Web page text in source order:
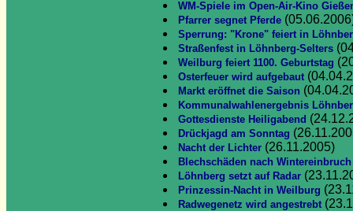
WM-Spiele im Open-Air-Kino
Pfarrer segnet Pferde
Sperrung: "Krone" feiert in
Straßenfest in Löhnberg-Selters
Weilburg feiert 1100. Geburtstag
Osterfeuer wird aufgebaut
Markt eröffnet die Saison
Kommunalwahlenergebnis
Gottesdienste Heiligabend
Drückjagd am Sonntag
Nacht der Lichter (26.11.2005)
Blechschäden nach Wintereinbruch
Löhnberg setzt auf Radar
Prinzessin-Nacht in Weilburg
Radwegenetz wird angestrebt